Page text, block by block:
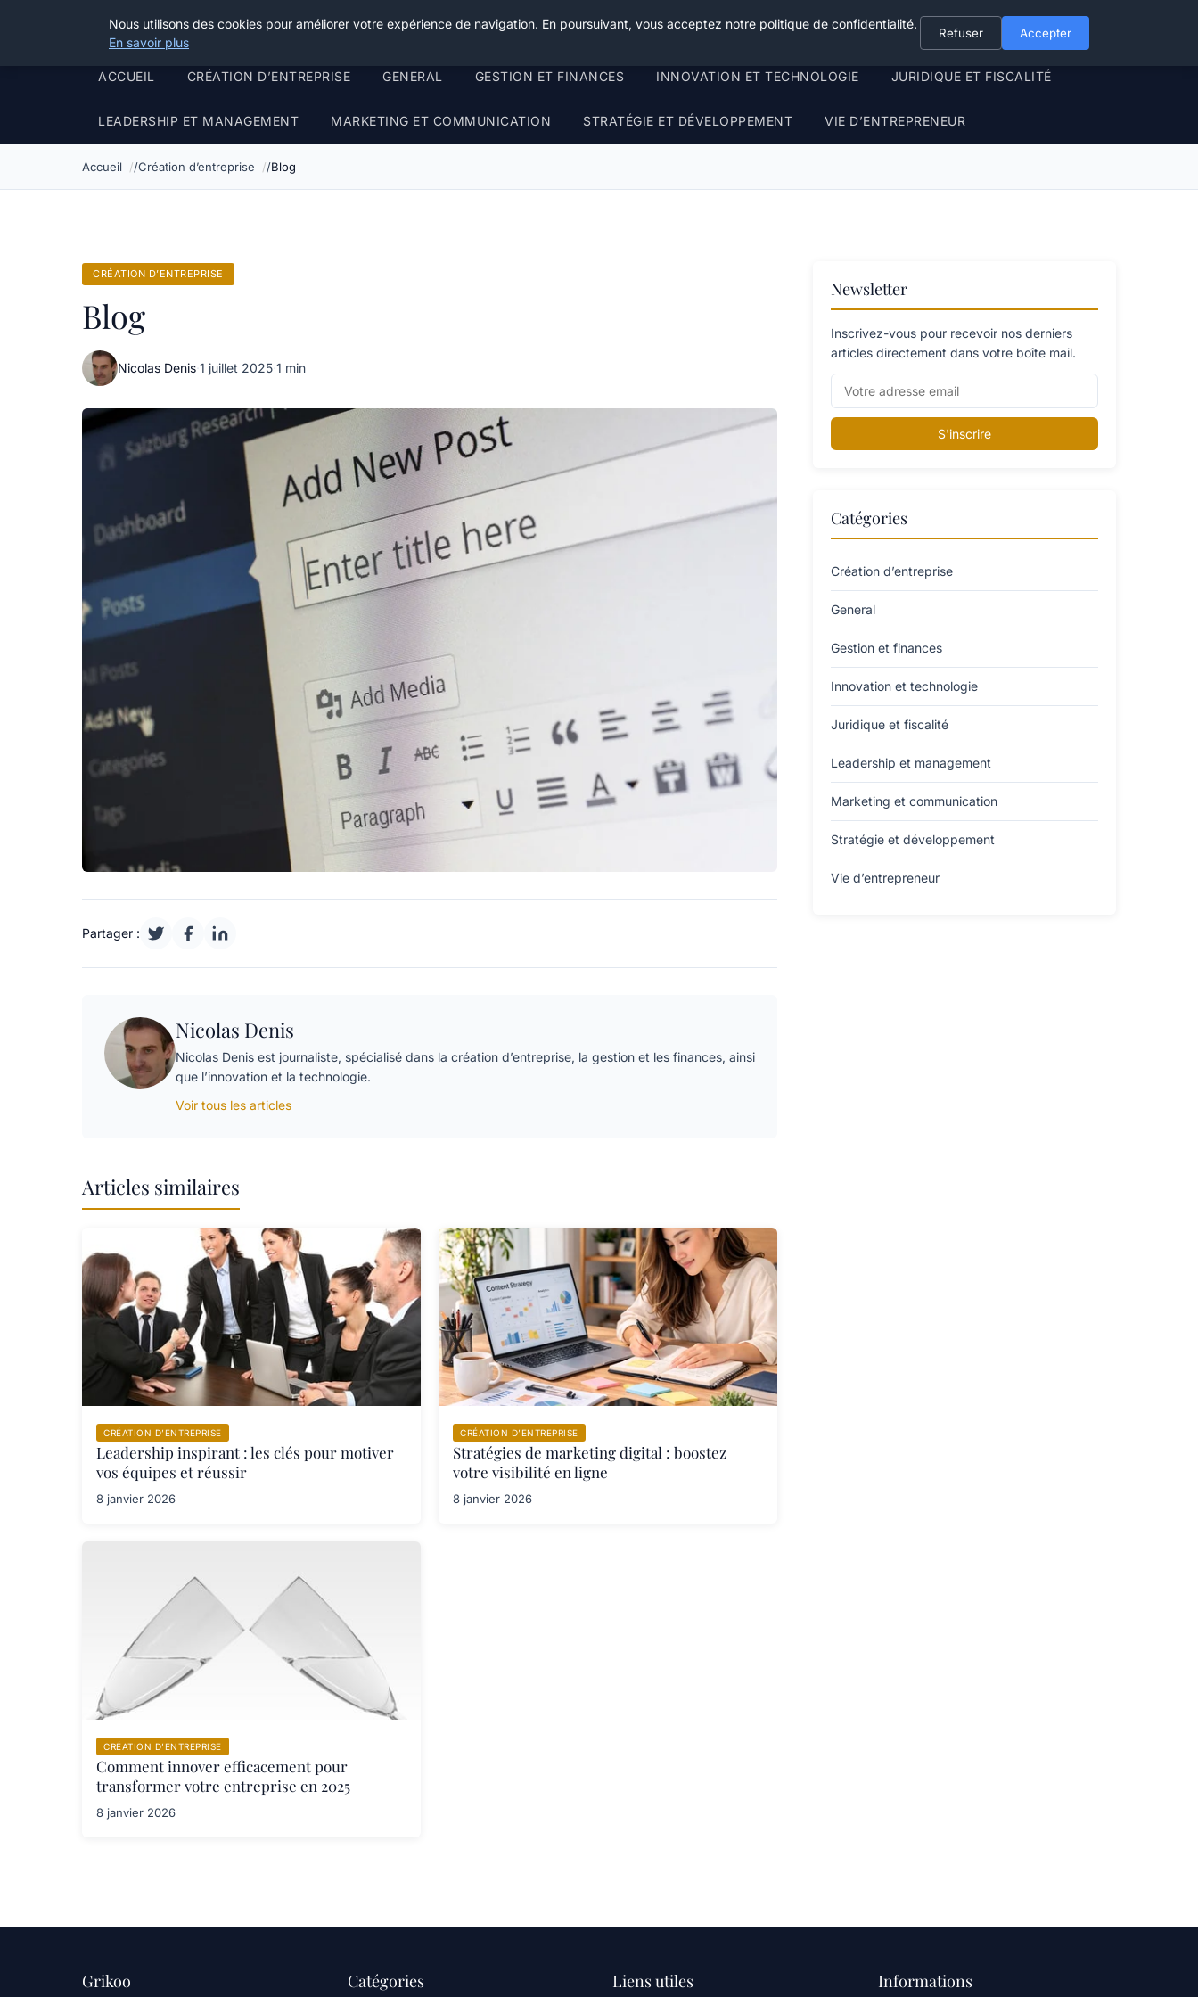
Grikoo
ACCUEIL CRÉATION D’ENTREPRISE GENERAL GESTION ET FINANCES INNOVATION ET TECHNOLOGIE JURIDIQUE ET FISCALITÉ
LEADERSHIP ET MANAGEMENT MARKETING ET COMMUNICATION STRATÉGIE ET DÉVELOPPEMENT VIE D’ENTREPRENEUR
Accueil Création d’entreprise Blog
CRÉATION D’ENTREPRISE
Blog
Nicolas Denis·1 juillet 2025·1 min
Partager :
Nicolas Denis
Nicolas Denis est journaliste, spécialisé dans la création d’entreprise, la gestion et les finances, ainsi
que l’innovation et la technologie.
Voir tous les articles
Articles similaires
CRÉATION D’ENTREPRISE
Leadership inspirant : les clés pour motiver
vos équipes et réussir
8 janvier 2026
CRÉATION D’ENTREPRISE
Stratégies de marketing digital : boostez
votre visibilité en ligne
8 janvier 2026
CRÉATION D’ENTREPRISE
Comment innover efficacement pour
transformer votre entreprise en 2025
8 janvier 2026
Newsletter
Inscrivez-vous pour recevoir nos derniers
articles directement dans votre boîte mail.
S'inscrire
Catégories
Création d’entreprise
General
Gestion et finances
Innovation et technologie
Juridique et fiscalité
Leadership et management
Marketing et communication
Stratégie et développement
Vie d’entrepreneur
Grikoo Catégories Liens utiles Informations
Nous utilisons des cookies pour améliorer votre expérience de navigation. En poursuivant, vous acceptez notre politique de confidentialité.
En savoir plus
Refuser Accepter